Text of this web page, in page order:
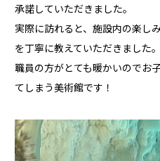
承諾していただきました。
実際に訪れると、施設内の楽し
を丁寧に教えていただきました。
職員の方がとても暖かいのでお
てしまう美術館です！